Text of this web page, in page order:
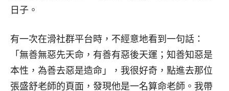
日子。
有一次在滑社群平台時，不經意地看到一句話：
「無善無惡先天命，有善有惡後天運；知善知惡是
本性，為善去惡是造命」，我很好奇，點進去那位
張盛舒老師的頁面，發現他是一名算命老師。我帶